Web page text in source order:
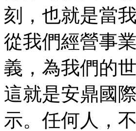
刻，也就是當
從我們經營事
義，為我們的
這就是安鼎國
示。任何人，